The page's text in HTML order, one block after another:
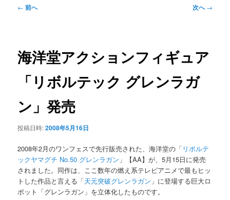
投
ゲ
ー
← 前へ 次へ→
海洋堂アクションフィギュア
「リボルテック グレンラガ
ン」発売
投稿日時:2008年5月16日
2008年2月のワンフェスで先行販売された、海洋堂の「 リボルテ
ックヤマグチ No.50 グレンラガン 」【AA】が、5月15日に発売
されました。同作は、ここ数年の燃え系テレビアニメで最もヒッ
トした作品と言える「天元突破グレンラガン 」に登場する巨大ロ
ボット「グレンラガン」を立体化したものです。